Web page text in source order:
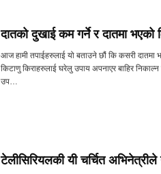
दातको दुखाई कम गर्ने र दातमा भएको
आज हामी तपाईहरुलाई यो बताउने छौं कि कसरी दातमा
किटाणु किराहरुलाई घरेलु उपाय अपनाएर बाहिर
उप…
टेलीसिरियलकी यी चर्चित